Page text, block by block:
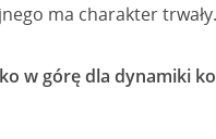
ma charakter trwały.
w górę dla dynamiki